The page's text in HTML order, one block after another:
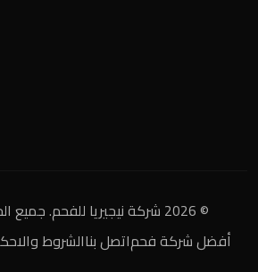
© 2026 شركة نيجيريا للفحم. جميع الحقوق محفوظة.
أفضل شركة فحماتصل بناالشروط